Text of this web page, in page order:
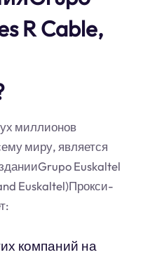
R Cable,
миллионов
миру, является
Euskaltel
Euskaltel)Прокси-
компаний на